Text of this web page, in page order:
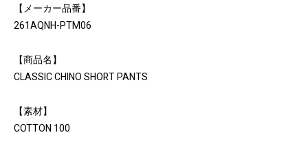
【メーカー品番】
261AQNH-PTM06
【商品名】
CLASSIC CHINO SHORT PANTS
【素材】
COTTON 100